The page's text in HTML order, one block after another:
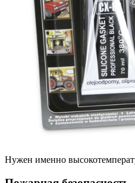
Нужен именно